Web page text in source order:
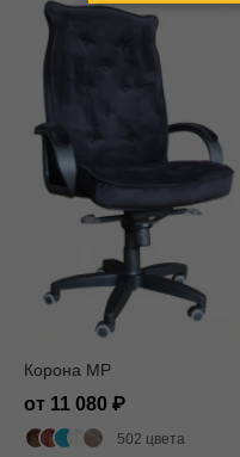
Корона MP
от 11 080
502 цвета